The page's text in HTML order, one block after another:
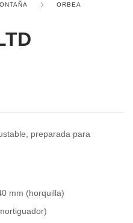
ORBEA
preparada para
mm (horquilla)